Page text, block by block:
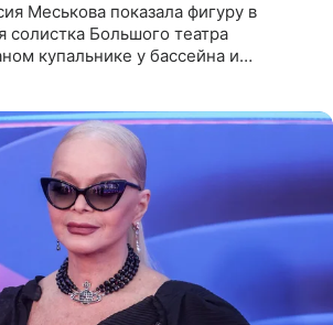
Меськова показала фигуру в
солистка Большого театра
купальнике у бассейна и